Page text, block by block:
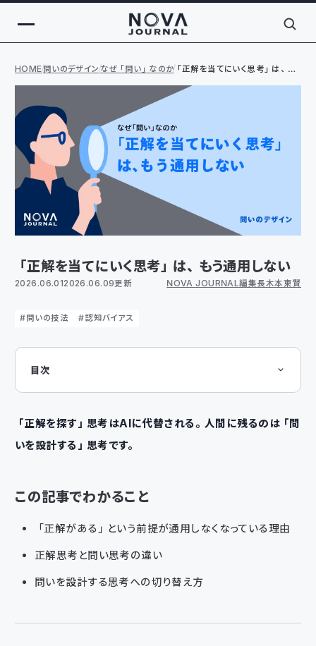
HOME問いのデザインなぜ「問い」なのか「正解を当てにいく思考」は、も
「正解を当てにいく思考」は、もう通用しない
2026.06.012026.06.09更新 NOVA JOURNAL編集長 木本 東賢
問いの技法 認知バイアス
目次
「正解を当てにいく」思考とは
正解思考と問い思考の違い
まとめ
「正解を探す」思考はAIに代替される。人間に残るのは「問
いを設計する」思考です。
この記事でわかること
「正解がある」という前提が通用しなくなっている理由
正解思考と問い思考の違い
問いを設計する思考への切り替え方